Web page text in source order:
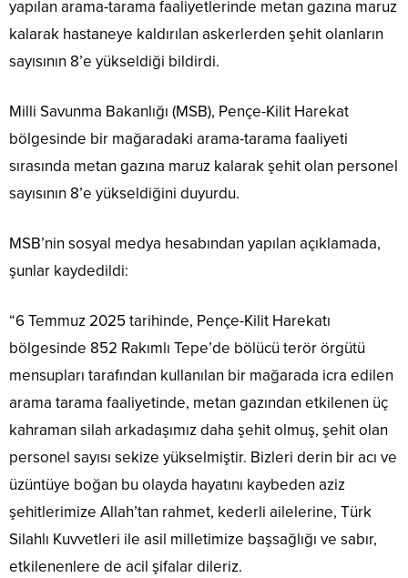
yapılan arama-tarama faaliyetlerinde metan gazına maruz
kalarak hastaneye kaldırılan askerlerden şehit olanların
sayısının 8’e yükseldiği bildirdi.
Milli Savunma Bakanlığı (MSB), Pençe-Kilit Harekat
bölgesinde bir mağaradaki arama-tarama faaliyeti
sırasında metan gazına maruz kalarak şehit olan personel
sayısının 8’e yükseldiğini duyurdu.
MSB’nin sosyal medya hesabından yapılan açıklamada,
şunlar kaydedildi:
“6 Temmuz 2025 tarihinde, Pençe-Kilit Harekatı
bölgesinde 852 Rakımlı Tepe’de bölücü terör örgütü
mensupları tarafından kullanılan bir mağarada icra edilen
arama tarama faaliyetinde, metan gazından etkilenen üç
kahraman silah arkadaşımız daha şehit olmuş, şehit olan
personel sayısı sekize yükselmiştir. Bizleri derin bir acı ve
üzüntüye boğan bu olayda hayatını kaybeden aziz
şehitlerimize Allah’tan rahmet, kederli ailelerine, Türk
Silahlı Kuvvetleri ile asil milletimize başsağlığı ve sabır,
etkilenenlere de acil şifalar dileriz.